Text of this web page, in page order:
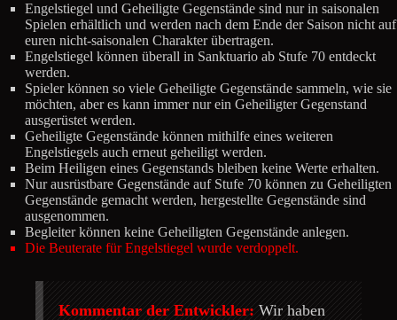
Engelstiegel und Geheiligte Gegenstände sind nur in saisonalen
Spielen erhältlich und werden nach dem Ende der Saison nicht auf
euren nicht-saisonalen Charakter übertragen.
Engelstiegel können überall in Sanktuario ab Stufe 70 entdeckt
werden.
Spieler können so viele Geheiligte Gegenstände sammeln, wie sie
möchten, aber es kann immer nur ein Geheiligter Gegenstand
ausgerüstet werden.
Geheiligte Gegenstände können mithilfe eines weiteren
Engelstiegels auch erneut geheiligt werden.
Beim Heiligen eines Gegenstands bleiben keine Werte erhalten.
Nur ausrüstbare Gegenstände auf Stufe 70 können zu Geheiligten
Gegenstände gemacht werden, hergestellte Gegenstände sind
ausgenommen.
Begleiter können keine Geheiligten Gegenstände anlegen.
Die Beuterate für Engelstiegel wurde verdoppelt.
Kommentar der Entwickler: Wir haben